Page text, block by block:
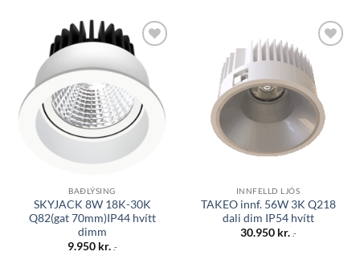
Bæta á
óskalista
BAÐLÝSING
SKYJACK 8W 18K-30K
Q82(gat 70mm)IP44 hvítt
dimm
9.950 kr. .-
Bæta á
óskalista
INNFELLD LJÓS
TAKEO innf. 56W 3K Q218
dali dim IP54 hvítt
30.950 kr. .-